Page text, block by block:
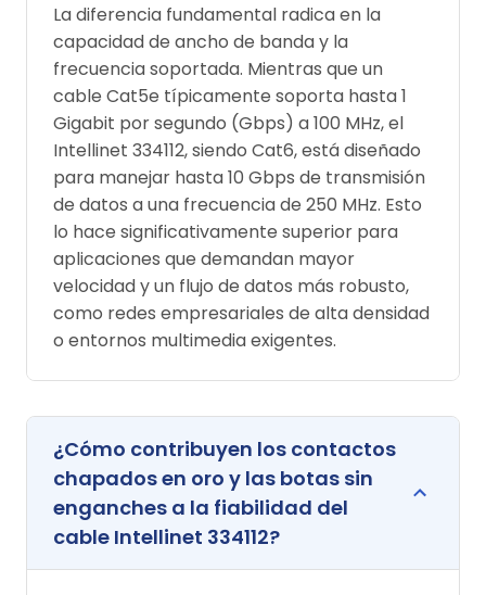
La diferencia fundamental radica en la
capacidad de ancho de banda y la
frecuencia soportada. Mientras que un
cable Cat5e típicamente soporta hasta 1
Gigabit por segundo (Gbps) a 100 MHz, el
Intellinet 334112, siendo Cat6, está diseñado
para manejar hasta 10 Gbps de transmisión
de datos a una frecuencia de 250 MHz. Esto
lo hace significativamente superior para
aplicaciones que demandan mayor
velocidad y un flujo de datos más robusto,
como redes empresariales de alta densidad
o entornos multimedia exigentes.
¿Cómo contribuyen los contactos
chapados en oro y las botas sin
enganches a la fiabilidad del
cable Intellinet 334112?